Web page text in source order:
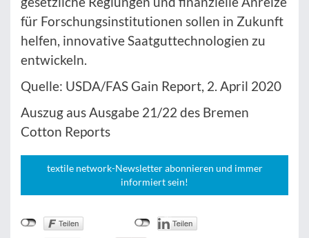
für Forschungsinstitutionen sollen in Zukunft
helfen, innovative Saatguttechnologien zu
entwickeln.
Quelle: USDA/FAS Gain Report, 2. April 2020
Auszug aus Ausgabe 21/22 des Bremen
Cotton Reports
textile network-Newsletter abonnieren und immer
informiert sein!